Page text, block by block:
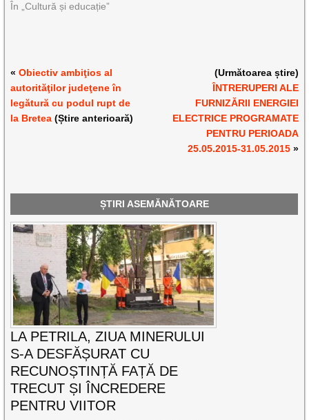
În „Cultură și educație”
«Obiectiv ambiţios al
autorităţilor judeţene în
legătură cu podul rupt de
la Bretea (Știre anterioară)
(Următoarea știre)
ÎNTRERUPERI ALE
FURNIZĂRII ENERGIEI
ELECTRICE PROGRAMATE
PENTRU PERIOADA
25.05.2015-31.05.2015»
ȘTIRI ASEMĂNĂTOARE
LA PETRILA, ZIUA MINERULUI
S-A DESFĂȘURAT CU
RECUNOȘTINȚĂ FAȚĂ DE
TRECUT ȘI ÎNCREDERE
PENTRU VIITOR